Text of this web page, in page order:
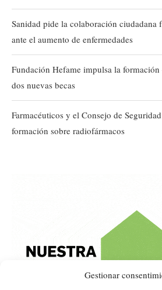
Gestionar
Sanidad pide la colaboración ciudadana
ante el aumento de enfermedades
Fundación Hefame impulsa la
dos nuevas becas
Farmacéuticos y el Consejo de
formación sobre radiofármacos